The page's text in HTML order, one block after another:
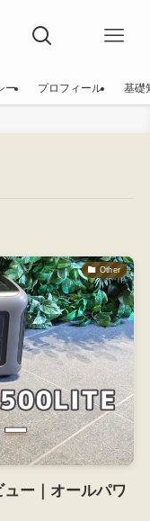
ー プロフィール 基礎
Other
ー｜オールパワ